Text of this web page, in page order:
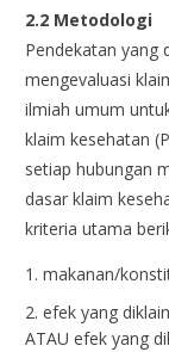
2.2 Metodologi
Pendekatan yang
mengevaluasi
ilmiah umum
klaim kesehatan
setiap hubungan
dasar klaim
kriteria utama
makanan/
efek yang
ATAU efek yang